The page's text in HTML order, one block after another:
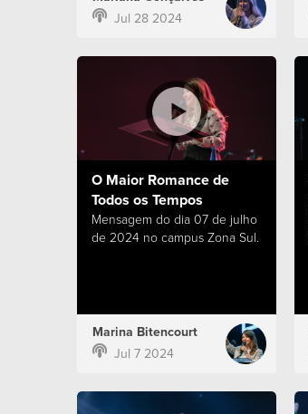
Jul 28 2024
O Maior Romance de
Todos os Tempos
Mensagem do dia 07 de julho
de 2024 no campus Zona Sul.
Marina Bitencourt
Jul 7 2024